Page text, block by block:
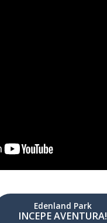
Edenland Park
INCEPE AVENTURA!